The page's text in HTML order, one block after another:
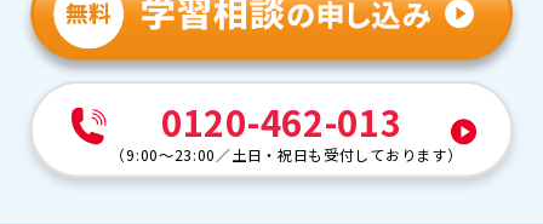
0120-462-013
（9:00～23:00 ／土日・祝日も受付しております）